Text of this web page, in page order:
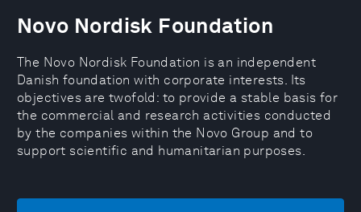
Novo Nordisk Foundation
The Novo Nordisk Foundation is an independent
Danish foundation with corporate interests. Its
objectives are twofold: to provide a stable basis for
the commercial and research activities conducted
by the companies within the Novo Group and to
support scientific and humanitarian purposes.